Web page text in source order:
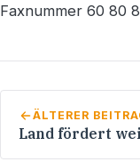
Faxnummer 60 80
ÄLTERER
Land fördert